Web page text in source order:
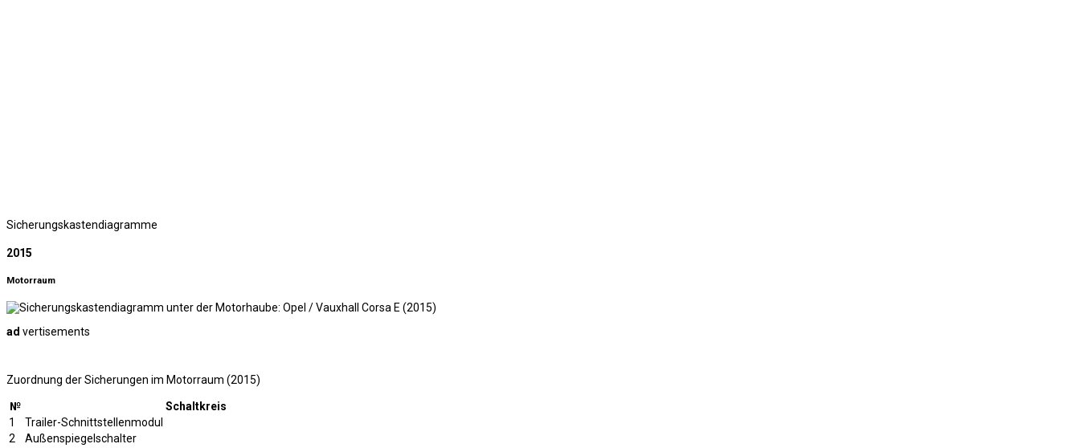
Sicherungskastendiagramme
2015
Motorraum
ad vertisements
Zuordnung der Sicherungen im Motorraum (2015)
№
Schaltkreis
1
Trailer-Schnittstellenmodul
2
Außenspiegelschalter